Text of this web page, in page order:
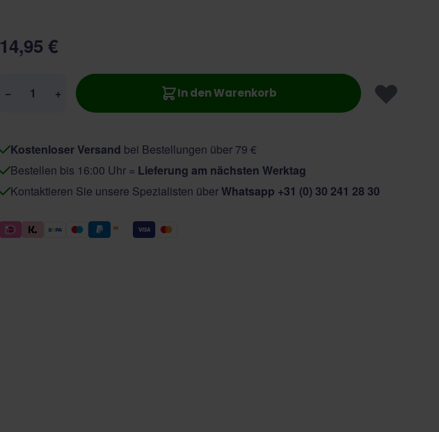
14,95 €
− + In den Warenkorb
Kostenloser Versand bei Bestellungen über 79 €
Bestellen bis 16:00 Uhr = Lieferung am nächsten Werktag
Kontaktieren Sie unsere Spezialisten überWhatsapp +31 (0) 30 241 28 30